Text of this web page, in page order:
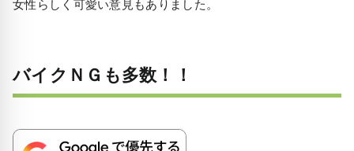
女性らしく可愛い意見もありました。
バイクＮＧも多数！！